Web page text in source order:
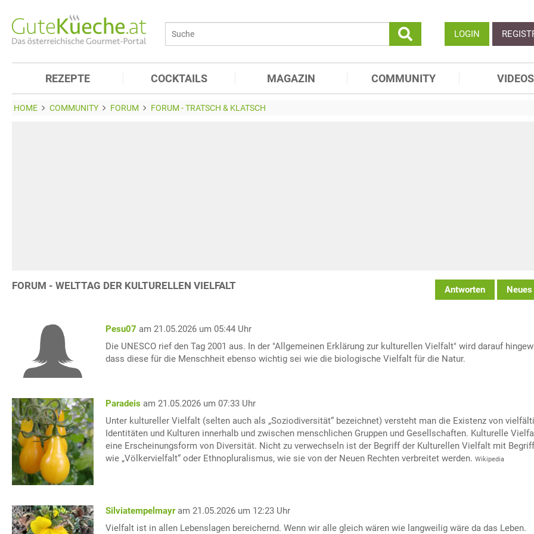
LOGIN
REZEPTE COCKTAILS MAGAZIN COMMUNITY VIDEOS
HOME COMMUNITY FORUM FORUM - TRATSCH & KLATSCH
FORUM - WELTTAG DER KULTURELLEN VIELFALT Antworten
Pesu07 am 21.05.2026 um 05:44 Uhr
Die UNESCO rief den Tag 2001 aus. In der "Allgemeinen Erklärung zur kulturellen Vielfalt" wird darauf
dass diese für die Menschheit ebenso wichtig sei wie die biologische Vielfalt für die Natur.
Paradeis am 21.05.2026 um 07:33 Uhr
Unter kultureller Vielfalt (selten auch als „Soziodiversität“ bezeichnet) versteht man die Existenz von
Identitäten und Kulturen innerhalb und zwischen menschlichen Gruppen und Gesellschaften. Kulturelle
eine Erscheinungsform von Diversität. Nicht zu verwechseln ist der Begriff der Kulturellen Vielfalt mit
wie „Völkervielfalt“ oder Ethnopluralismus, wie sie von der Neuen Rechten verbreitet werden. Wikipedia
Silviatempelmayr am 21.05.2026 um 12:23 Uhr
Vielfalt ist in allen Lebenslagen bereichernd. Wenn wir alle gleich wären wie langweilig wäre da das Leben.